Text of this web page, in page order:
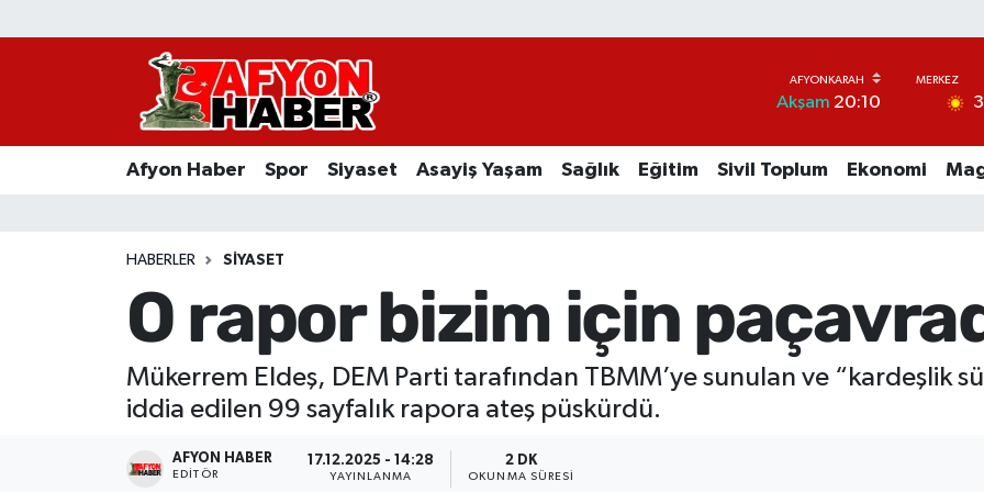
Akşam 20:10
Afyon Haber Spor Siyaset Asayiş Yaşam Sağlık Eğitim Sivil Toplum Ekonomi
HABERLER SIYASET
O rapor bizim için
Mükerrem Eldeş, DEM Parti tarafından TBMM’ye sunulan ve “kardeşlik
iddia edilen 99 sayfalık rapora ateş püskürdü.
AFYON HABER
EDITÖR
17.12.2025 - 14:28
YAYINLANMA
2 DK
OKUNMA SÜRESI
Afyon Haber
Asayiş Yaşam
Sivil Toplum
Ekonomi